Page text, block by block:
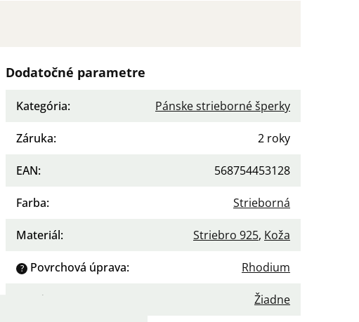
Dodatočné parametre
Kategória: Pánske strieborné šperky
Záruka: 2 roky
EAN: 568754453128
Farba: Strieborná
Materiál: Striebro 925, Koža
? Povrchová úprava: Rhodium
Osadenie Žiadne